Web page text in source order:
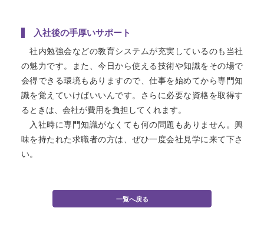
入社後の手厚いサポート
社内勉強会などの教育システムが充実しているのも当社
の魅力です。また、今日から使える技術や知識をその場で
会得できる環境もありますので、仕事を始めてから専門知
識を覚えていけばいいんです。さらに必要な資格を取得す
るときは、会社が費用を負担してくれます。
入社時に専門知識がなくても何の問題もありません。興
味を持たれた求職者の方は、ぜひ一度会社見学に来て下さ
い。
一覧へ戻る